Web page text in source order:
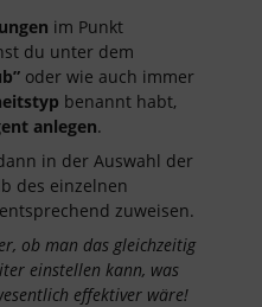
im Punkt
du unter dem
oder wie auch immer
benannt habt,
anlegen.
in der Auswahl der
des einzelnen
zuweisen.
ob man das gleichzeitig
einstellen kann, was
effektiver wäre!